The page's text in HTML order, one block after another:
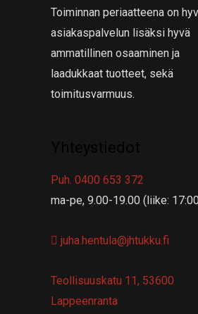
Toiminnan periaatteena on
asiakaspalvelun lisäksi hyvä
ammatillinen osaaminen ja
laadukkaat tuotteet, sekä
toimitusvarmuus.
Puh. 0400 653 372
ma-pe, 9.00-19.00 (liike:
juha.hentula@jhtukku.fi
Teollisuuskatu 11, 53600
Lappeenranta